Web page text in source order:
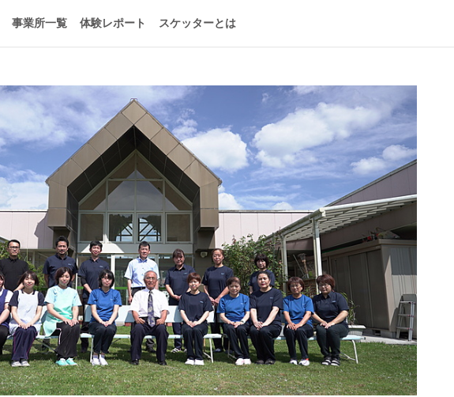
事業所一覧 体験レポート スケッターとは